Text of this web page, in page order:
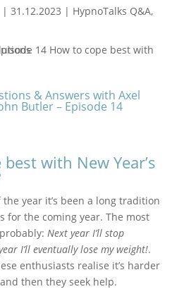
| 31.12.2023 | HypnoTalks Q&A,
& Answers with Axel
Butler – Episode 14
with New Year’s
year it’s been a long tradition
for the coming year. The most
Next year I’ll stop
I’ll eventually lose my weight!.
enthusiasts realise it’s harder
then they seek help.